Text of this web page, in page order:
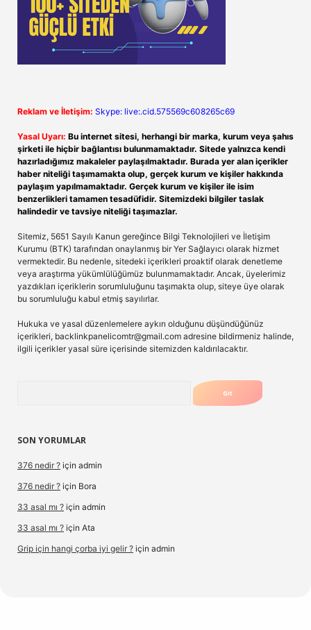
Reklam ve İletişim: Skype: live:.cid.575569c608265c69
Yasal Uyarı: Bu internet sitesi, herhangi bir marka, kurum veya şahıs
şirketi ile hiçbir bağlantısı bulunmamaktadır. Sitede yalnızca kendi
hazırladığımız makaleler paylaşılmaktadır. Burada yer alan içerikler
haber niteliği taşımamakta olup, gerçek kurum ve kişiler hakkında
paylaşım yapılmamaktadır. Gerçek kurum ve kişiler ile isim
benzerlikleri tamamen tesadüfidir. Sitemizdeki bilgiler taslak
halindedir ve tavsiye niteliği taşımazlar.
Sitemiz, 5651 Sayılı Kanun gereğince Bilgi Teknolojileri ve İletişim
Kurumu (BTK) tarafından onaylanmış bir Yer Sağlayıcı olarak hizmet
vermektedir. Bu nedenle, sitedeki içerikleri proaktif olarak denetleme
veya araştırma yükümlülüğümüz bulunmamaktadır. Ancak, üyelerimiz
yazdıkları içeriklerin sorumluluğunu taşımakta olup, siteye üye olarak
bu sorumluluğu kabul etmiş sayılırlar.
Hukuka ve yasal düzenlemelere aykırı olduğunu düşündüğünüz
içerikleri, backlinkpanelicomtr@gmail.com adresine bildirmeniz halinde,
ilgili içerikler yasal süre içerisinde sitemizden kaldırılacaktır.
SON YORUMLAR
376 nedir ? için admin
376 nedir ? için Bora
33 asal mı ? için admin
33 asal mı ? için Ata
Grip için hangi çorba iyi gelir ? için admin